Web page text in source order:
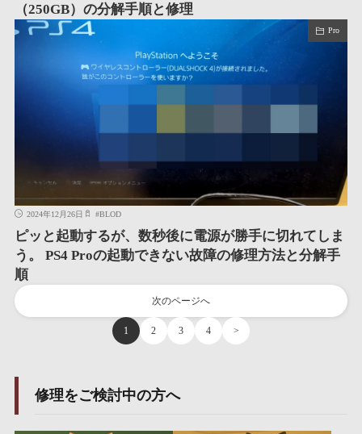
（250GB）の分解手順と修理
Pro
2024年12月26日 #BLOD
ピッと起動するが、数秒後に電源が勝手に切れてしま
う。 PS4 Proの起動できない故障の修理方法と分解手
順
次のページへ
1 2 3 4 >
修理をご検討中の方へ